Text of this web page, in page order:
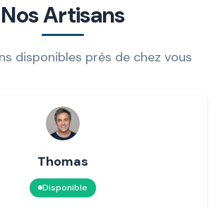
Nos Artisans
disponibles près de chez vous
Thomas
Disponible